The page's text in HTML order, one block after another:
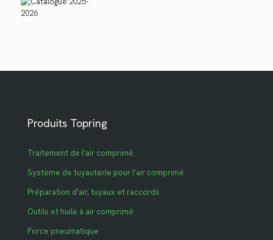
Produits Topring
Traitement de l'air comprimé
Système de tuyauterie pour l'air comprimé
Préparation d'air, tuyaux et raccords
Outils et huile à air comprimé
Force pneumatique